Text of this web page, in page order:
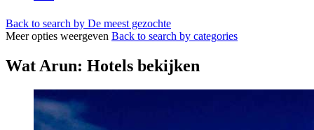
Back to search by De meest gezochte
Meer opties weergeven Back to search by categories
Wat Arun: Hotels bekijken